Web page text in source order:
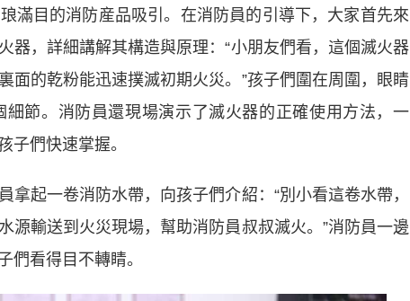
目的消防産品吸引。在消防員的引導下，大家首先來
器，詳細講解其構造與原理：“小朋友們看，這個滅火器
面的乾粉能迅速撲滅初期火災。”孩子們圍在周圍，眼睛
節。消防員還現場演示了滅火器的正確使用方法，一
子們快速掌握。
起一卷消防水帶，向孩子們介紹：“別小看這卷水帶，
源輸送到火災現場，幫助消防員叔叔滅火。”消防員一邊
們看得目不轉睛。